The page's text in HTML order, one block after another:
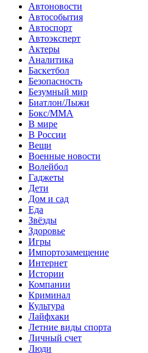
Автоновости
Автособытия
Автоспорт
Автоэксперт
Актеры
Аналитика
Баскетбол
Безопасность
Безумный мир
Биатлон/Лыжи
Бокс/MMA
В мире
В России
Вещи
Военные новости
Волейбол
Гаджеты
Дети
Дом и сад
Еда
Звёзды
Здоровье
Игры
Импортозамещение
Интернет
Истории
Компании
Криминал
Культура
Лайфхаки
Летние виды спорта
Личный счет
Люди